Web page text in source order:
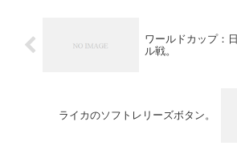
ワールドカップ：
ル戦。
ライカのソフトレリーズボタン。